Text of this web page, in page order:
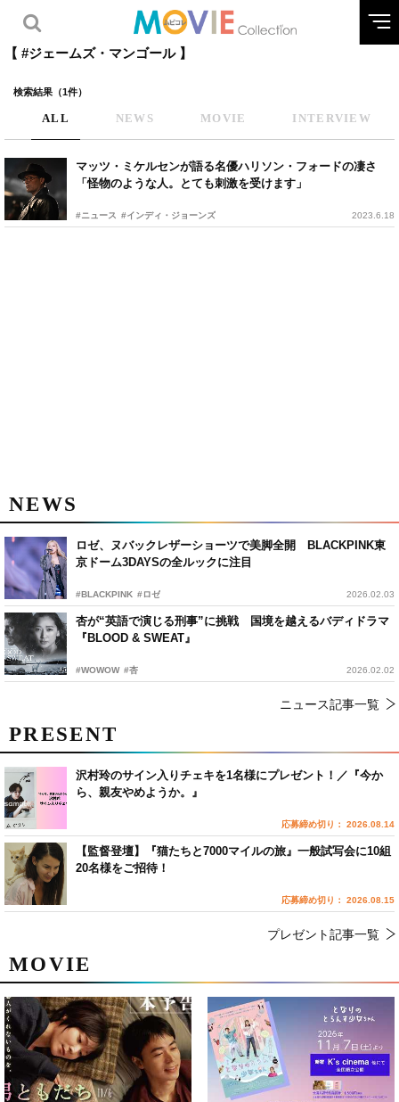
【 #ジェームズ・マンゴール 】
検索結果（1件）
ALL NEWS MOVIE INTERVIEW
マッツ・ミケルセンが語る名優ハリソン・フォードの凄さ
「怪物のような人。とても刺激を受けます」
#ニュース #インディ・ジョーンズ 2023.6.18
NEWS
ロゼ、ヌバックレザーショーツで美脚全開 BLACKPINK東
京ドーム3DAYSの全ルックに注目
#BLACKPINK #ロゼ 2026.02.03
杏が“英語で演じる刑事”に挑戦 国境を越えるバディドラマ
『BLOOD & SWEAT』
#WOWOW #杏 2026.02.02
ニュース記事一覧
MOVIE
PRESENT
沢村玲のサイン入りチェキを1名様にプレゼント！／『今か
ら、親友やめようか。』
応募締め切り： 2026.08.14
【監督登壇】『猫たちと7000マイルの旅』一般試写会に10組
20名様をご招待！
応募締め切り： 2026.08.15
プレゼント記事一覧